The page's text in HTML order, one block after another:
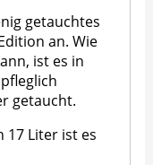
getauchtes
an. Wie
ist es in
getaucht.
17 Liter ist es